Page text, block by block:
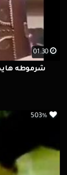
01:30
شرموطه
503%